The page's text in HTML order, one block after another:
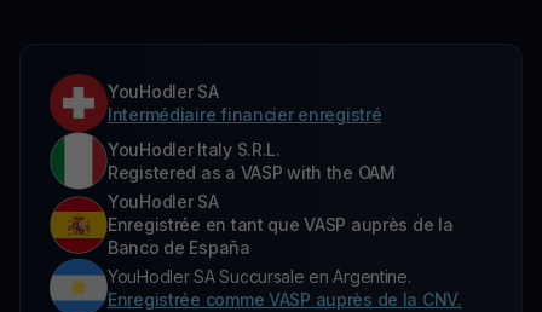
YouHodler SA
Intermédiaire financier enregistré
YouHodler Italy S.R.L.
Registered as a VASP with the OAM
YouHodler SA
Enregistrée en tant que VASP auprès de la
Banco de España
YouHodler SA Succursale en Argentine.
Enregistrée comme VASP auprès de la CNV.